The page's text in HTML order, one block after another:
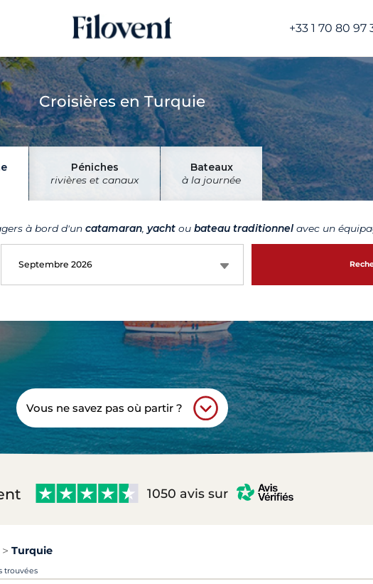
+33 1 70 80 97
Croisières en Turquie
Péniches
rivières et canaux
Bateaux
à la journée
à bord d'un catamaran yacht ou bateau traditionnel avec un
Septembre 2026
Vous ne savez pas où partir ?
1050 avis sur
Turquie
trouvées